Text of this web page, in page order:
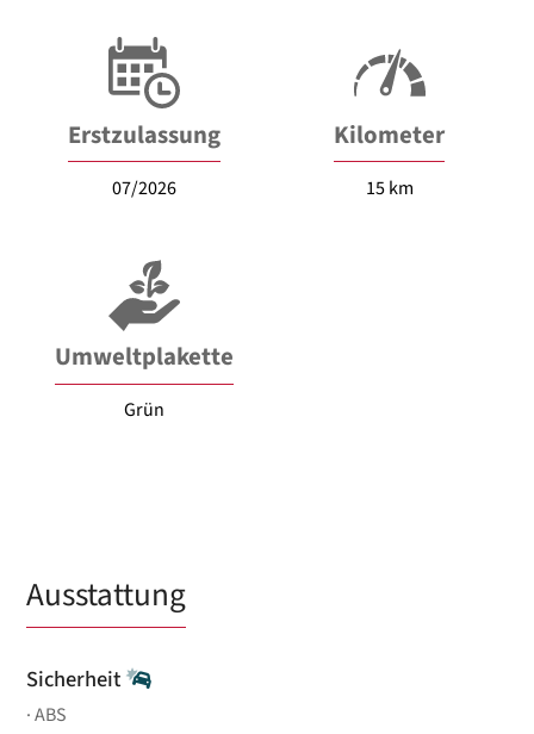
Erstzulassung
07/2026
Kilometer
15 km
Umweltplakette
Grün
Ausstattung
Sicherheit
ABS